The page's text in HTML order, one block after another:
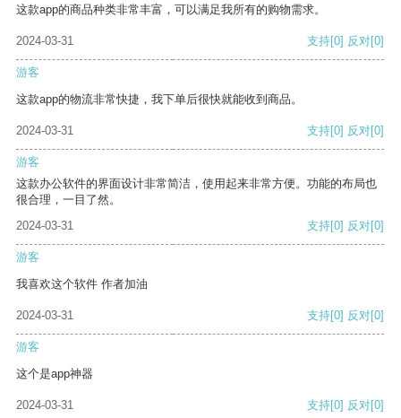
这款app的商品种类非常丰富，可以满足我所有的购物需求。
2024-03-31 支持[0] 反对[0]
游客
这款app的物流非常快捷，我下单后很快就能收到商品。
2024-03-31 支持[0] 反对[0]
游客
这款办公软件的界面设计非常简洁，使用起来非常方便。功能的布局也
很合理，一目了然。
2024-03-31
支持[0] 反对[0]
游客
我喜欢这个软件 作者加油
2024-03-31 支持[0] 反对[0]
游客
这个是app神器
2024-03-31 支持[0] 反对[0]